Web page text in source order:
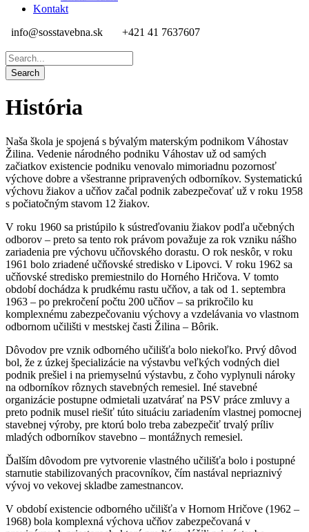
Kontakt
info@sosstavebna.sk
+421 41 7637607
História
Naša škola je spojená s bývalým materským podnikom Váhostav
Žilina. Vedenie národného podniku Váhostav už od samých
začiatkov existencie podniku venovalo mimoriadnu pozornosť
výchove dobre a všestranne pripravených odborníkov. Systematickú
výchovu žiakov a učňov začal podnik zabezpečovať už v roku 1958
s počiatočným stavom 12 žiakov.
V roku 1960 sa pristúpilo k sústreďovaniu žiakov podľa učebných
odborov – preto sa tento rok právom považuje za rok vzniku nášho
zariadenia pre výchovu učňovského dorastu. O rok neskôr, v roku
1961 bolo zriadené učňovské stredisko v Lipovci. V roku 1962 sa
učňovské stredisko premiestnilo do Horného Hričova. V tomto
období dochádza k prudkému rastu učňov, a tak od 1. septembra
1963 – po prekročení počtu 200 učňov – sa prikročilo ku
komplexnému zabezpečovaniu výchovy a vzdelávania vo vlastnom
odbornom učilišti v mestskej časti Žilina – Bôrik.
Dôvodov pre vznik odborného učilišťa bolo niekoľko. Prvý dôvod
bol, že z úzkej špecializácie na výstavbu veľkých vodných diel
podnik prešiel i na priemyselnú výstavbu, z čoho vyplynuli nároky
na odborníkov rôznych stavebných remesiel. Iné stavebné
organizácie postupne odmietali uzatvárať na PSV práce zmluvy a
preto podnik musel riešiť túto situáciu zariadením vlastnej pomocnej
stavebnej výroby, pre ktorú bolo treba zabezpečiť trvalý príliv
mladých odborníkov stavebno – montážnych remesiel.
Ďalším dôvodom pre vytvorenie vlastného učilišťa bolo i postupné
starnutie stabilizovaných pracovníkov, čím nastával nepriaznivý
vývoj vo vekovej skladbe zamestnancov.
V období existencie odborného učilišťa v Hornom Hričove (1962 –
1968) bola komplexná výchova učňov zabezpečovaná v